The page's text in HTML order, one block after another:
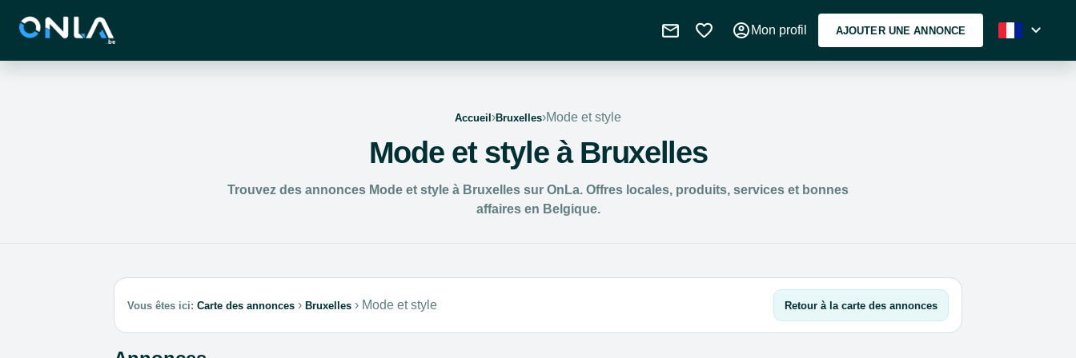
mail favorite account_circle Mon profil AJOUTER UNE ANNONCE expand_more
Accueil›Bruxelles›Mode et style
Mode et style à Bruxelles
Trouvez des annonces Mode et style à Bruxelles sur OnLa. Offres locales, produits, services et bonnes
affaires en Belgique.
Vous êtes ici: Carte des annonces › Bruxelles › Mode et style Retour à la carte des annonces